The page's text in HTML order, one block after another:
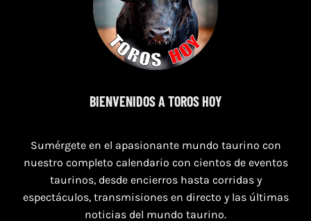
8 de agosto de 2026
BIENVENIDOS A TOROS HOY
Sumérgete en el apasionante mundo taurino con
nuestro completo calendario con cientos de eventos
taurinos, desde encierros hasta corridas y
espectáculos, transmisiones en directo y las últimas
noticias del mundo taurino.